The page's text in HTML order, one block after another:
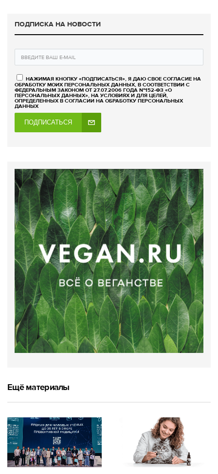
ПОДПИСКА НА НОВОСТИ
НАЖИМАЯ КНОПКУ «ПОДПИСАТЬСЯ», Я ДАЮ СВОЕ СОГЛАСИЕ НА
ОБРАБОТКУ МОИХ ПЕРСОНАЛЬНЫХ ДАННЫХ, В СООТВЕТСТВИИ С
ФЕДЕРАЛЬНЫМ ЗАКОНОМ ОТ 27.07.2006 ГОДА №152-ФЗ «О
ПЕРСОНАЛЬНЫХ ДАННЫХ», НА УСЛОВИЯХ И ДЛЯ ЦЕЛЕЙ,
ОПРЕДЕЛЕННЫХ В СОГЛАСИИ НА ОБРАБОТКУ ПЕРСОНАЛЬНЫХ
ДАННЫХ
ПОДПИСАТЬСЯ
Ещё материалы